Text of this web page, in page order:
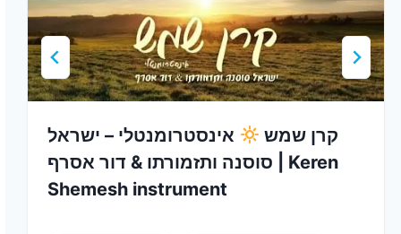
קרן שמש
אינסטרומנטלי – ישראל
סוסנה ותזמורתו & דור אסרף | Keren
Shemesh instrument